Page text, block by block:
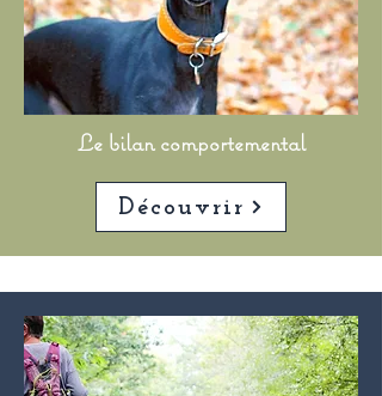
Le bilan comportemental
Découvrir